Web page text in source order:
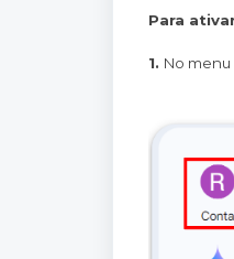
Para
1. No